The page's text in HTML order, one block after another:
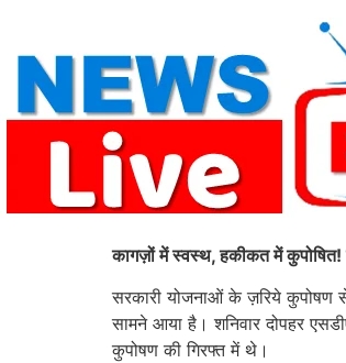
content
कागज़ों में स्वस्थ, हकीकत में कुपोषित!
सरकारी योजनाओं के ज़रिये कुपोषण
सामने आया है। शनिवार दोपहर
कुपोषण की गिरफ्त में थे।